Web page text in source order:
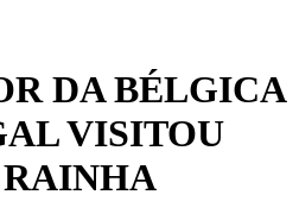
DA BÉLGICA
VISITOU